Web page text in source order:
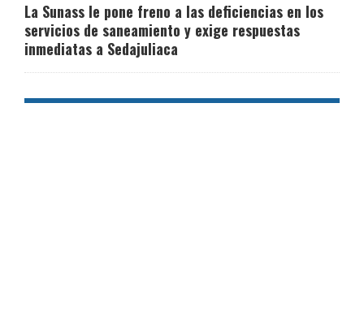
La Sunass le pone freno a las deficiencias en los
servicios de saneamiento y exige respuestas
inmediatas a Sedajuliaca